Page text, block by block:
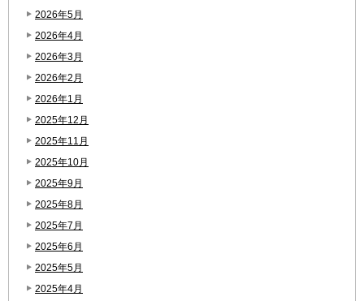
2026年5月
2026年4月
2026年3月
2026年2月
2026年1月
2025年12月
2025年11月
2025年10月
2025年9月
2025年8月
2025年7月
2025年6月
2025年5月
2025年4月